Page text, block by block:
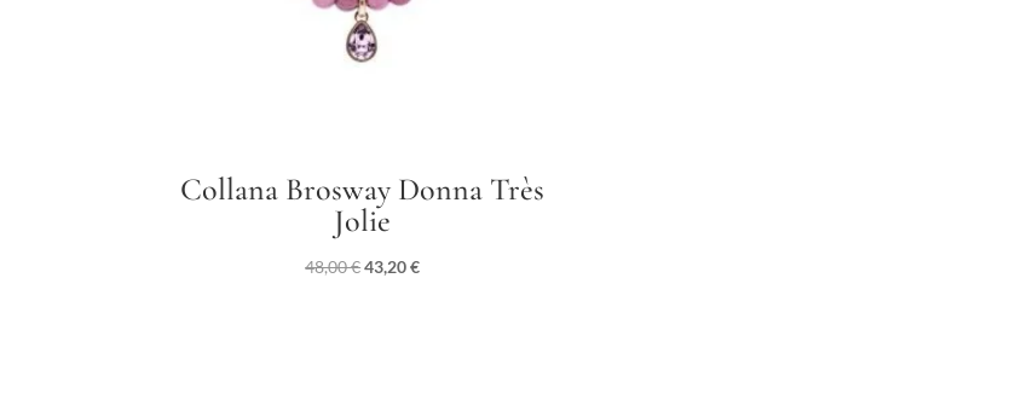
Collana Brosway Donna Très
Jolie
48,00€Il
43,20€Il